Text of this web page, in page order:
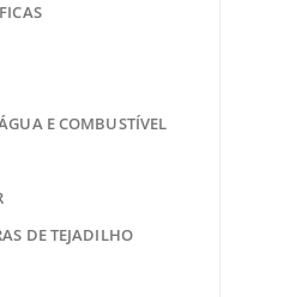
E COMBUSTÍVEL
DE TEJADILHO